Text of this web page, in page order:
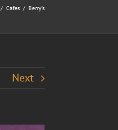
/ Cafes / Berry’s
Next